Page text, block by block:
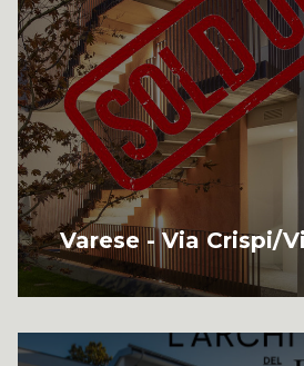
Varese - Via Crispi/